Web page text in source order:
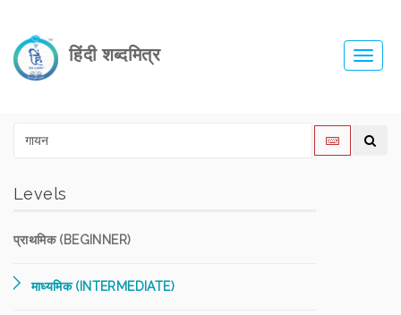
हिंदी शब्दमित्र
Levels
प्राथमिक (BEGINNER)
माध्यमिक (INTERMEDIATE)